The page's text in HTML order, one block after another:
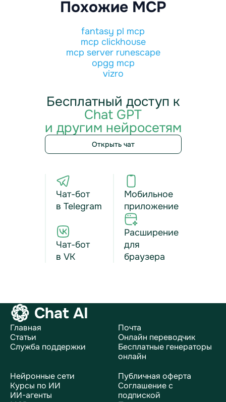
Похожие MCP
fantasy pl mcp
mcp clickhouse
mcp server runescape
opgg mcp
vizro
Бесплатный доступ к
Chat GPT
и другим нейросетям
Открыть чат
Чат-бот
в Telegram
Чат-бот
в VK
Мобильное
приложение
Расширение
для
браузера
Chat AI
Главная
Статьи
Служба поддержки
Почта
Онлайн переводчик
Бесплатные генераторы
онлайн
Нейронные сети
Курсы по ИИ
ИИ-агенты
Публичная оферта
Соглашение с
подпиской